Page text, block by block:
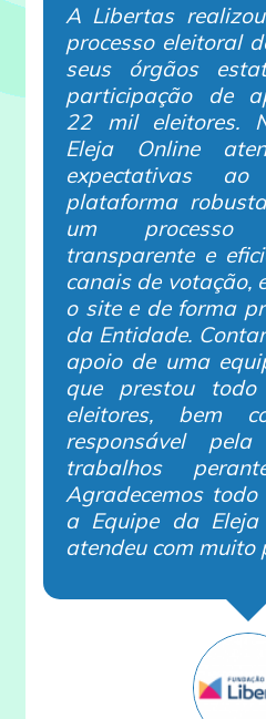
A Libertas
processo eleitoral
seus órgãos
participação de
22 mil eleitores.
Eleja Online
expectativas
plataforma
um
transparente e
canais de votação,
o site e de forma
da Entidade.
apoio de uma
que prestou
eleitores, bem
responsável
trabalhos
Agradecemos
a Equipe da
atendeu com muito